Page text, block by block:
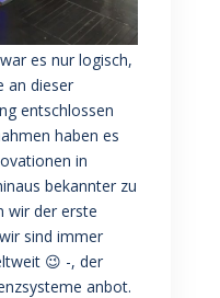
es nur logisch,
an dieser
entschlossen
haben es
in
bekannter zu
wir der erste
sind immer
😉 -, der
anbot.